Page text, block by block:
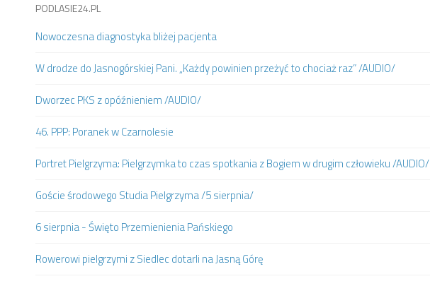
PODLASIE24.PL
Nowoczesna diagnostyka bliżej pacjenta
W drodze do Jasnogórskiej Pani. „Każdy powinien przeżyć to chociaż raz” /AUDIO/
Dworzec PKS z opóźnieniem /AUDIO/
46. PPP: Poranek w Czarnolesie
Portret Pielgrzyma: Pielgrzymka to czas spotkania z Bogiem w drugim człowieku /AUDIO/
Goście środowego Studia Pielgrzyma /5 sierpnia/
6 sierpnia - Święto Przemienienia Pańskiego
Rowerowi pielgrzymi z Siedlec dotarli na Jasną Górę